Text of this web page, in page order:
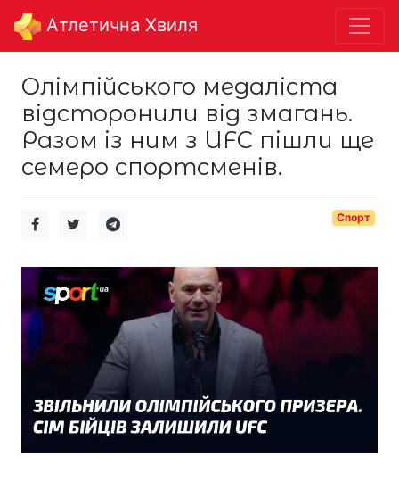
Aтлетична Хвиля
Олімпійського медаліста
відсторонили від змагань.
Разом із ним з UFC пішли ще
семеро спортсменів.
Спорт